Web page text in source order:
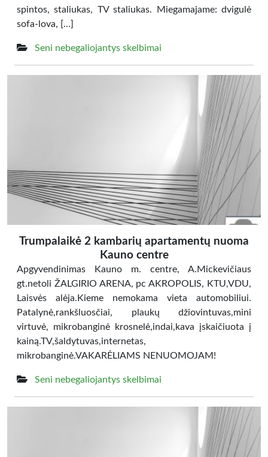
spintos, staliukas, TV staliukas. Miegamajame: dvigulė
sofa-lova, […]
Seni nebegaliojantys skelbimai
Trumpalaikė 2 kambarių apartamentų nuoma
Kauno centre
Apgyvendinimas Kauno m. centre, A.Mickevičiaus
gt.netoli ŽALGIRIO ARENA, pc AKROPOLIS, KTU,VDU,
Laisvės alėja.Kieme nemokama vieta automobiliui.
Patalynė,rankšluosčiai, plaukų džiovintuvas,mini
virtuvė, mikrobanginė krosnelė,indai,kava įskaičiuota į
kainą.TV,šaldytuvas,internetas,
mikrobanginė.VAKARĖLIAMS NENUOMOJAM!
Seni nebegaliojantys skelbimai